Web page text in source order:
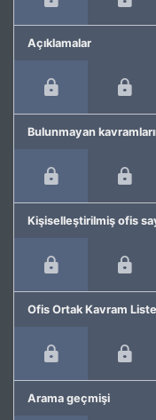
Açıklamalar
Bulunmayan
Kişiselleştirilmiş ofis
Ofis Ortak Kavram
Arama geçmişi